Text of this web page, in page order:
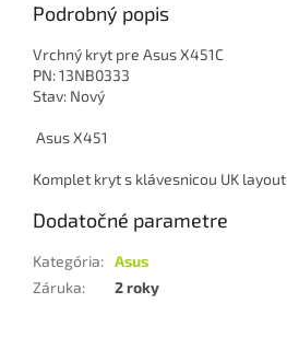
Podrobný popis
Vrchný kryt pre Asus X451C
PN: 13NB0333
Stav: Nový
Asus X451
Komplet kryt s klávesnicou UK layout
Dodatočné parametre
Kategória: Asus
Záruka: 2 roky